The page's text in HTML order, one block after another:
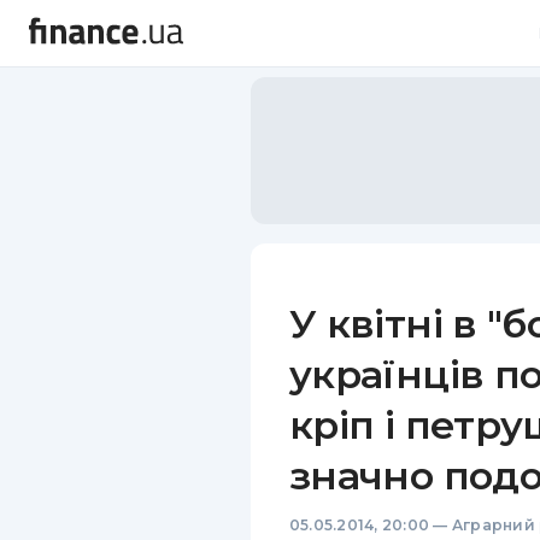
У квітні в
українців
кріп і
значно
05.05.2014, 20:00 — Аграрний